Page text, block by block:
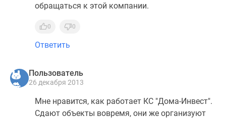
обращаться к этой компании.
0 0
Ответить
Пользователь
26 декабря 2013
Мне нравится, как работает КС "Дома-Инвест".
Сдают объекты вовремя, они же организуют